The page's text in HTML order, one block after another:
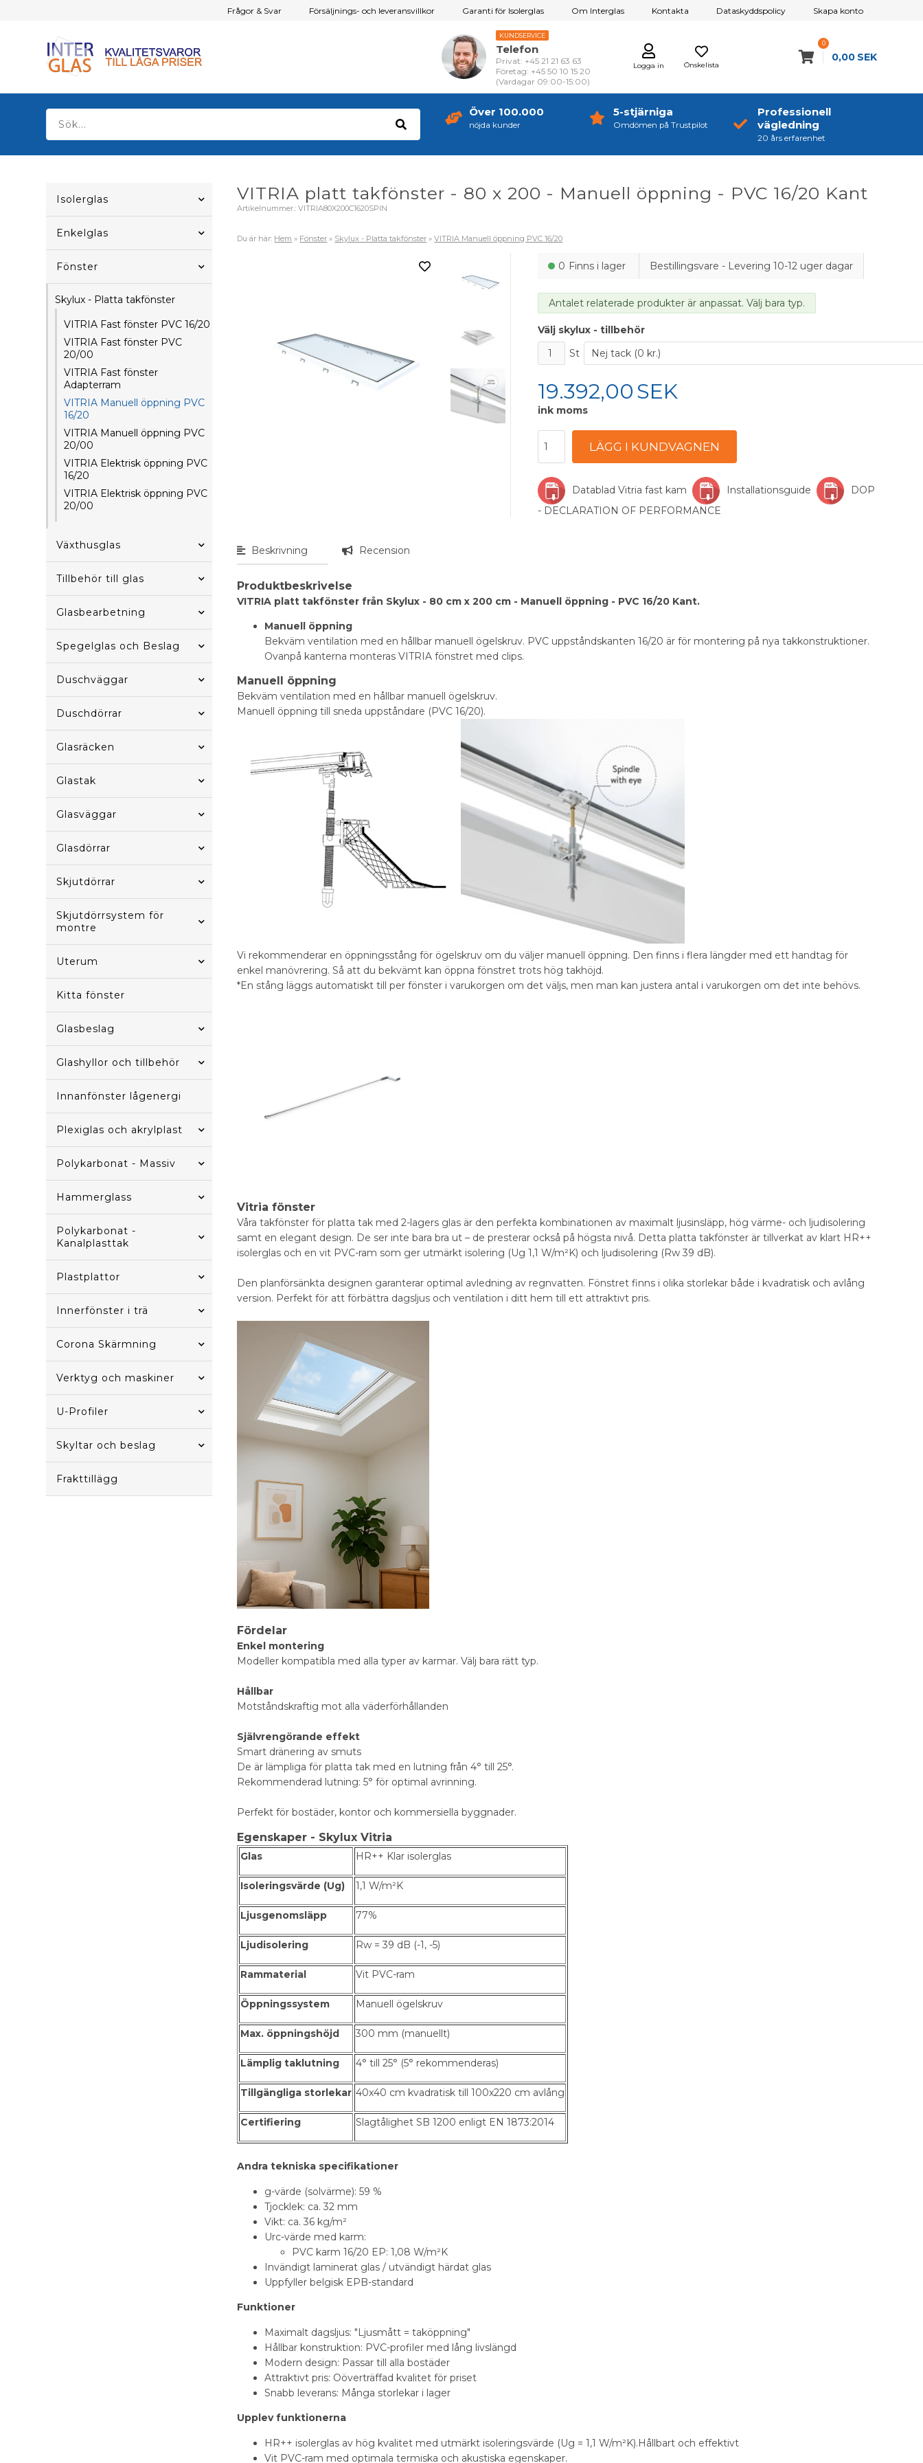
Frågor & Svar Försäljnings- och leveransvillkor Garanti för Isolerglas Om Interglas Kontakta Dataskyddspolicy Skapa konto
Önskelista
Logga in
KUNDSERVICE
Telefon
Privat: +45 21 21 63 63
Företag: +45 50 10 15 20
(Vardagar 09:00-15:00)
0
0,00 SEK
Över 100.000
nöjda kunder
5-stjärniga
Omdömen på Trustpilot
Professionell
vägledning
20 års erfarenhet
Isolerglas
Enkelglas
Fönster
Skylux - Platta takfönster
VITRIA Fast fönster PVC 16/20
VITRIA Fast fönster PVC
20/00
VITRIA Fast fönster
Adapterram
VITRIA Manuell öppning PVC
16/20
VITRIA Manuell öppning PVC
20/00
VITRIA Elektrisk öppning PVC
16/20
VITRIA Elektrisk öppning PVC
20/00
Växthusglas
Tillbehör till glas
Glasbearbetning
Spegelglas och Beslag
Duschväggar
Duschdörrar
Glasräcken
Glastak
Glasväggar
Glasdörrar
Skjutdörrar
Skjutdörrsystem för
montre
Uterum
Kitta fönster
Glasbeslag
Glashyllor och tillbehör
Innanfönster lågenergi
Plexiglas och akrylplast
Polykarbonat - Massiv
Hammerglass
Polykarbonat -
Kanalplasttak
Plastplattor
Innerfönster i trä
Corona Skärmning
Verktyg och maskiner
U-Profiler
Skyltar och beslag
Frakttillägg
VITRIA platt takfönster - 80 x 200 - Manuell öppning - PVC 16/20 Kant
Artikelnummer.:VITRIA80X200C1620SPIN
Du är här: Hem » Fönster » Skylux - Platta takfönster »VITRIA Manuell öppning PVC 16/20
0 Finns i lager Bestillingsvare - Levering 10-12 uger dagar
Antalet relaterade produkter är anpassat. Välj bara typ.
Välj skylux - tillbehör
St
19.392,00SEK
ink moms
Datablad Vitria fast kam Installationsguide
DOP
- DECLARATION OF PERFORMANCE
Beskrivning Recension
Produktbeskrivelse
VITRIA platt takfönster från Skylux - 80 cm x 200 cm - Manuell öppning - PVC 16/20 Kant.
Manuell öppning
Bekväm ventilation med en hållbar manuell ögelskruv. PVC uppståndskanten 16/20 är för montering på nya takkonstruktioner.
Ovanpå kanterna monteras VITRIA fönstret med clips.
Manuell öppning
Bekväm ventilation med en hållbar manuell ögelskruv.
Manuell öppning till sneda uppståndare (PVC 16/20).
Vi rekommenderar en öppningsstång för ögelskruv om du väljer manuell öppning. Den finns i flera längder med ett handtag för
enkel manövrering. Så att du bekvämt kan öppna fönstret trots hög takhöjd.
*En stång läggs automatiskt till per fönster i varukorgen om det väljs, men man kan justera antal i varukorgen om det inte behövs.
Vitria fönster
Våra takfönster för platta tak med 2-lagers glas är den perfekta kombinationen av maximalt ljusinsläpp, hög värme- och ljudisolering
samt en elegant design. De ser inte bara bra ut – de presterar också på högsta nivå. Detta platta takfönster är tillverkat av klart HR++
isolerglas och en vit PVC-ram som ger utmärkt isolering (Ug 1,1 W/m²K) och ljudisolering (Rw 39 dB).
Den planförsänkta designen garanterar optimal avledning av regnvatten. Fönstret finns i olika storlekar både i kvadratisk och avlång
version. Perfekt för att förbättra dagsljus och ventilation i ditt hem till ett attraktivt pris.
Fördelar
Enkel montering
Modeller kompatibla med alla typer av karmar. Välj bara rätt typ.
Hållbar
Motståndskraftig mot alla väderförhållanden
Självrengörande effekt
Smart dränering av smuts
De är lämpliga för platta tak med en lutning från 4° till 25°.
Rekommenderad lutning: 5° för optimal avrinning.
Perfekt för bostäder, kontor och kommersiella byggnader.
Egenskaper - Skylux Vitria
Glas HR++ Klar isolerglas
Isoleringsvärde (Ug) 1,1 W/m²K
Ljusgenomsläpp 77%
Ljudisolering Rw = 39 dB (-1, -5)
Rammaterial Vit PVC-ram
Öppningssystem Manuell ögelskruv
Max. öppningshöjd 300 mm (manuellt)
Lämplig taklutning 4° till 25° (5° rekommenderas)
Tillgängliga storlekar 40x40 cm kvadratisk till 100x220 cm avlång
Certifiering Slagtålighet SB 1200 enligt EN 1873:2014
Andra tekniska specifikationer
g-värde (solvärme): 59 %
Tjocklek: ca. 32 mm
Vikt: ca. 36 kg/m²
Urc-värde med karm:
PVC karm 16/20 EP: 1,08 W/m²K
Invändigt laminerat glas / utvändigt härdat glas
Uppfyller belgisk EPB-standard
Funktioner
Maximalt dagsljus: "Ljusmått = taköppning"
Hållbar konstruktion: PVC-profiler med lång livslängd
Modern design: Passar till alla bostäder
Attraktivt pris: Oöverträffad kvalitet för priset
Snabb leverans: Många storlekar i lager
Upplev funktionerna
HR++ isolerglas av hög kvalitet med utmärkt isoleringsvärde (Ug = 1,1 W/m²K).Hållbart och effektivt
Vit PVC-ram med optimala termiska och akustiska egenskaper.